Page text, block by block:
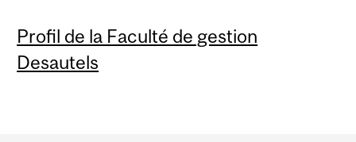
Profil de la Faculté de gestion
Desautels